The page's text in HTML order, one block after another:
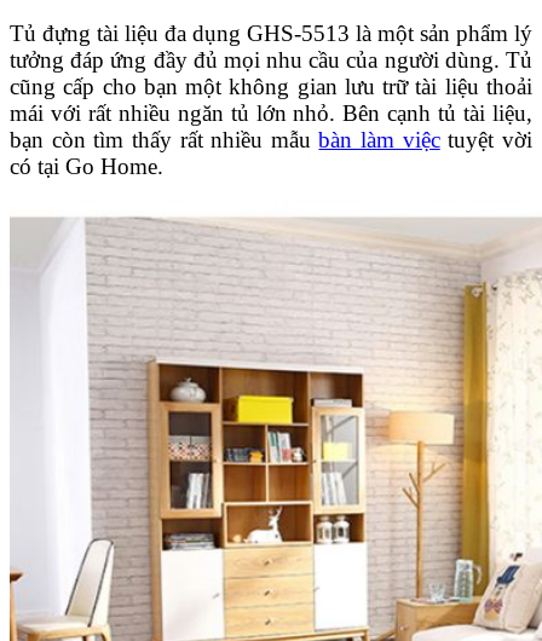
Tủ đựng tài liệu đa dụng GHS-5513 là một sản phẩm lý
tưởng đáp ứng đầy đủ mọi nhu cầu của người dùng. Tủ
cũng cấp cho bạn một không gian lưu trữ tài liệu thoải
mái với rất nhiều ngăn tủ lớn nhỏ. Bên cạnh tủ tài liệu,
bạn còn tìm thấy rất nhiều mẫubàn làm việctuyệt vời
có tại Go Home.